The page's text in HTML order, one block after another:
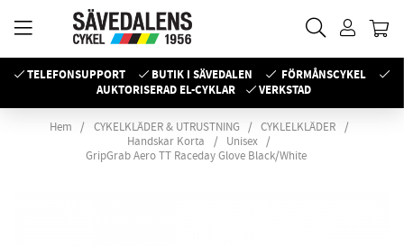
TELEFONSUPPORT BUTIK I SÄVEDALEN
FÖRMÅNSCYKEL
AUKTORISERAD EL-CYKLAR
VERKSTAD
Hem CYKELKLÄDER & UTRUSTNING
CYKLELKLÄDER
Handskar Korta
Unisex
GripGrab Aero TT Raceday Glove Black/White